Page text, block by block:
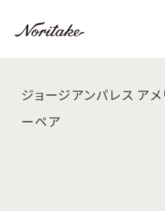
ジョージアンパレス ア
ーペア